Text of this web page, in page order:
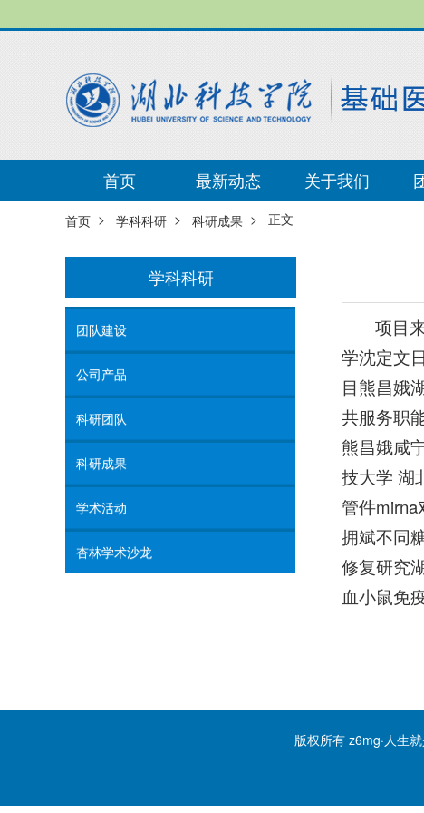
首页 最新动态 关于我们
首页 > 学科科研 > 科研成果 > 正文
学科科研
团队建设
公司产品
科研团队
科研成果
学术活动
杏林学术沙龙
项目
学沈定文
目熊昌娥
共服务职
熊昌娥咸
技大学 湖
管件
拥斌不同
修复研究
血小鼠免
版权所有 z6mg·人生